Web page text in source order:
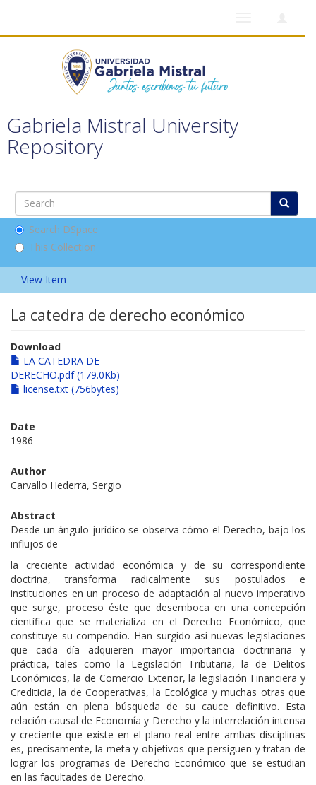
Gabriela Mistral University
Repository
Search DSpace
This Collection
View Item
La catedra de derecho económico
Download
LA CATEDRA DE
DERECHO.pdf (179.0Kb)
license.txt (756bytes)
Date
1986
Author
Carvallo Hederra, Sergio
Abstract
Desde un ángulo jurídico se observa cómo el Derecho, bajo los
influjos de
la creciente actividad económica y de su correspondiente
doctrina, transforma radicalmente sus postulados e
instituciones en un proceso de adaptación al nuevo imperativo
que surge, proceso éste que desemboca en una concepción
científica que se materializa en el Derecho Económico, que
constituye su compendio. Han surgido así nuevas legislaciones
que cada día adquieren mayor importancia doctrinaria y
práctica, tales como la Legislación Tributaria, la de Delitos
Económicos, la de Comercio Exterior, la legislación Financiera y
Crediticia, la de Cooperativas, la Ecológica y muchas otras que
aún están en plena búsqueda de su cauce definitivo. Esta
relación causal de Economía y Derecho y la interrelación intensa
y creciente que existe en el plano real entre ambas disciplinas
es, precisamente, la meta y objetivos que persiguen y tratan de
lograr los programas de Derecho Económico que se estudian
en las facultades de Derecho.